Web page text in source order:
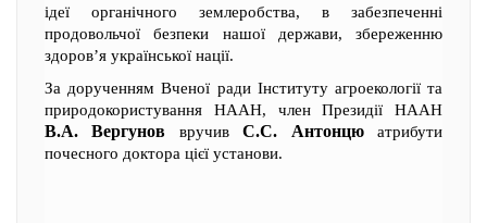
ідеї органічного землеробства, в забезпеченні
продовольчої безпеки нашої держави, збереженню
здоров’я української нації.
За дорученням Вченої ради Інституту агроекології та
природокористування НААН, член Президії НААН
В.А. Вергунов вручивС.С. Антонцюатрибути
почесного доктора цієї установи.